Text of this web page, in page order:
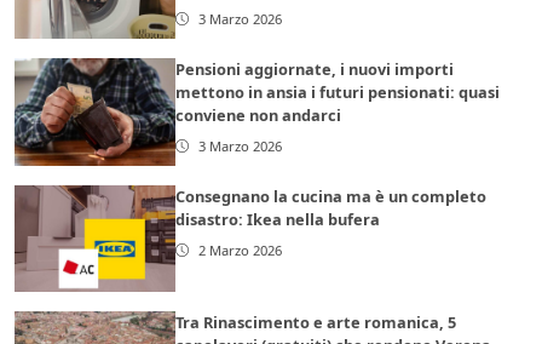
3 Marzo 2026
Pensioni aggiornate, i nuovi importi
mettono in ansia i futuri pensionati: quasi
conviene non andarci
3 Marzo 2026
Consegnano la cucina ma è un completo
disastro: Ikea nella bufera
2 Marzo 2026
Tra Rinascimento e arte romanica, 5